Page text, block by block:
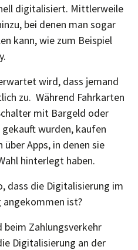
digitalisiert. Mittlerweile
bei denen man sogar
kann, wie zum Beispiel
wird, dass jemand
zu. Während Fahrkarten
mit Bargeld oder
wurden, kaufen
Apps, in denen sie
hinterlegt haben.
dass die Digitalisierung im
angekommen ist?
beim Zahlungsverkehr
Digitalisierung an der